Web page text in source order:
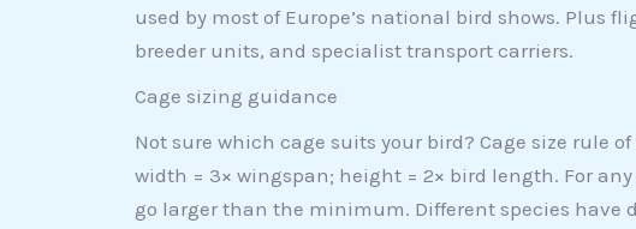
used by most of Europe’s national bird shows. Plus
breeder units, and specialist transport carriers.
Cage sizing guidance
Not sure which cage suits your bird? Cage size rule
width = 3× wingspan; height = 2× bird length. For
go larger than the minimum. Different species have